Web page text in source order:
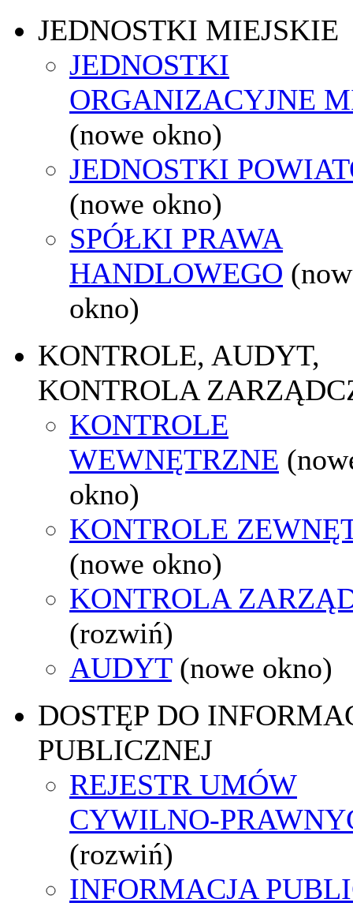
JEDNOSTKI MIEJSKIE
JEDNOSTKI
ORGANIZACYJNE
(nowe okno)
JEDNOSTKI
(nowe okno)
SPÓŁKI PRAWA
HANDLOWEGO
okno)
KONTROLE, AUDYT,
KONTROLA
KONTROLE
WEWNĘTRZNE
okno)
KONTROLE
(nowe okno)
KONTROLA
(rozwiń)
AUDYT (nowe okno)
DOSTĘP DO
PUBLICZNEJ
REJESTR UMÓW
CYWILNO-
(rozwiń)
INFORMACJA